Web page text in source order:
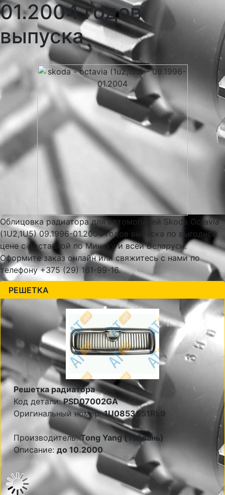
01.2004 годов
выпуска
Облицовка радиатора для автомобилей Skoda Octavia
(1U2,1U5) 09.1996-01.2004 годов выпуска по выгодной
цене с доставкой по Минску и всей Беларуси.
Оформите заказ онлайн или свяжитесь с нами по
телефону +375 (29) 161-99-16.
РЕШЕТКА
Решетка радиатора
Код детали:PSD07002GA
Оригинальный номер:1U0853651RL9
Производитель:Tong Yang (Тайвань)
Описание:до 10.2000